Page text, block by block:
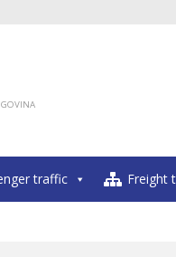
traffic Freight